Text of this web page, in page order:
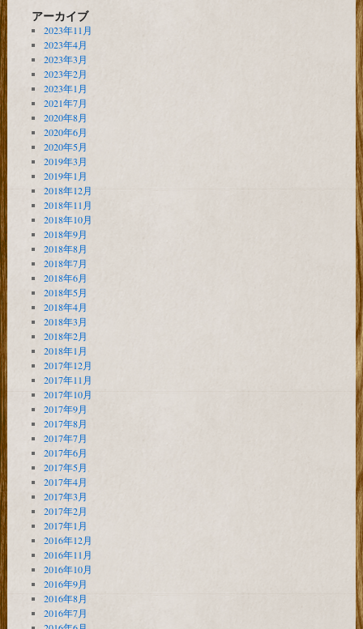
アーカイブ
2023年11月
2023年4月
2023年3月
2023年2月
2023年1月
2021年7月
2020年8月
2020年6月
2020年5月
2019年3月
2019年1月
2018年12月
2018年11月
2018年10月
2018年9月
2018年8月
2018年7月
2018年6月
2018年5月
2018年4月
2018年3月
2018年2月
2018年1月
2017年12月
2017年11月
2017年10月
2017年9月
2017年8月
2017年7月
2017年6月
2017年5月
2017年4月
2017年3月
2017年2月
2017年1月
2016年12月
2016年11月
2016年10月
2016年9月
2016年8月
2016年7月